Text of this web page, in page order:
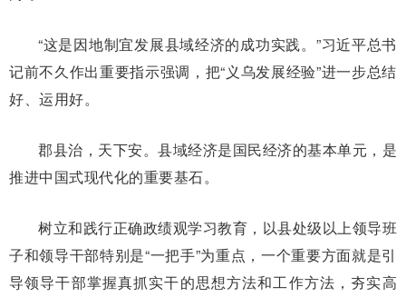
“这是因地制宜发展县域经济的成功实践。”习近平总书
记前不久作出重要指示强调，把“义乌发展经验”进一步总结
好、运用好。
郡县治，天下安。县域经济是国民经济的基本单元，是
推进中国式现代化的重要基石。
树立和践行正确政绩观学习教育，以县处级以上领导班
子和领导干部特别是“一把手”为重点，一个重要方面就是引
导领导干部掌握真抓实干的思想方法和工作方法，夯实高